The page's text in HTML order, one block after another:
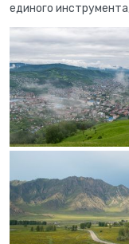
единого